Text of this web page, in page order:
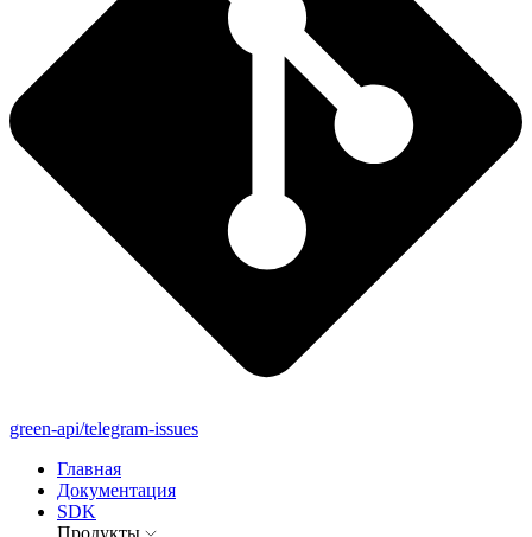
green-api/telegram-issues
Главная
Документация
SDK